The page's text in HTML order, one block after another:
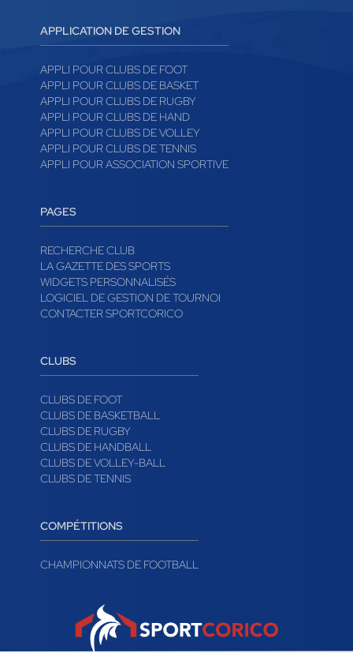
APPLICATION DE GESTION
APPLI POUR CLUBS DE FOOT
APPLI POUR CLUBS DE BASKET
APPLI POUR CLUBS DE RUGBY
APPLI POUR CLUBS DE HAND
APPLI POUR CLUBS DE VOLLEY
APPLI POUR CLUBS DE TENNIS
APPLI POUR ASSOCIATION SPORTIVE
PAGES
RECHERCHE CLUB
LA GAZETTE DES SPORTS
WIDGETS PERSONNALISÉS
LOGICIEL DE GESTION DE TOURNOI
CONTACTER SPORTCORICO
CLUBS
CLUBS DE FOOT
CLUBS DE BASKETBALL
CLUBS DE RUGBY
CLUBS DE HANDBALL
CLUBS DE VOLLEY-BALL
CLUBS DE TENNIS
COMPÉTITIONS
CHAMPIONNATS DE FOOTBALL